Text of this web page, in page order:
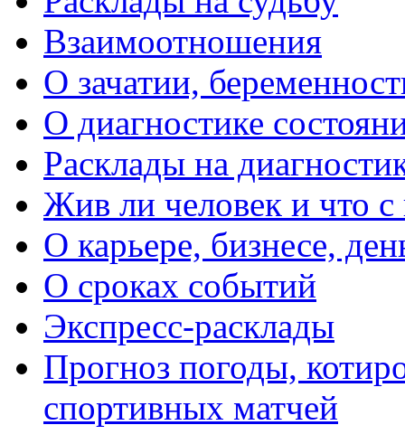
Взаимоотношения
О зачатии,
О диагностике
Расклады на
Жив ли человек и что
О карьере, бизнесе,
О сроках событий
Экспресс-расклады
Прогноз погоды,
спортивных матчей